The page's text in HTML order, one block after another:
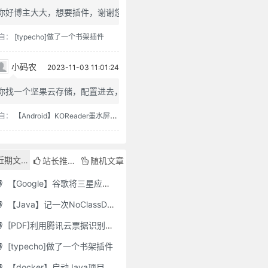
好博主大大，想要插件，谢谢您
： [typecho]做了一个书架插件
小码农 2023-11-03 11:01:24
找一个坚果云存储，配置进去，...
： 【Android】KOReader墨水屏用阅读器
期文章 站长推荐 随机文章
【Google】谷歌将三星应用程序标记为“有害”，并要求用户删除它们
【Java】记一次NoClassDefFoundError错误修复
[PDF]利用腾讯云票据识别接口自动修改PDF文件名
[typecho]做了一个书架插件